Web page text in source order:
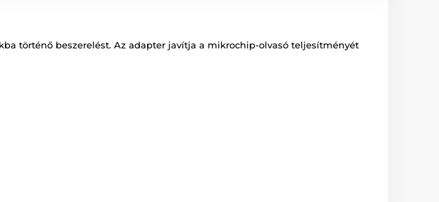
történő beszerelést. Az adapter javítja a mikrochip-olvasó teljesítményét